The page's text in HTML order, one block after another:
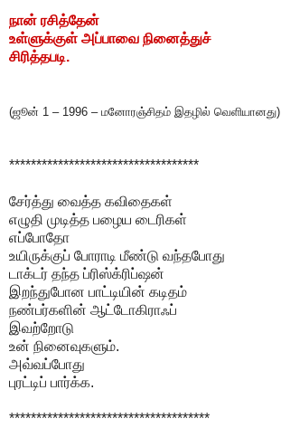
நான் ரசித்தேன்
உள்ளுக்குள் அப்பாவை நினைத்துச்
சிரித்தபடி.
(ஜூன் 1 – 1996 – மனோரஞ்சிதம் இதழில் வெளியானது)
***********************************
சேர்த்து வைத்த கவிதைகள்
எழுதி முடித்த பழைய டைரிகள்
எப்போதோ
உயிருக்குப் போராடி மீண்டு வந்தபோது
டாக்டர் தந்த ப்ரிஸ்க்ரிப்ஷன்
இறந்துபோன பாட்டியின் கடிதம்
நண்பர்களின் ஆட்டோகிராஃப்
இவற்றோடு
உன் நினைவுகளும்.
அவ்வப்போது
புரட்டிப் பார்க்க.
*************************************